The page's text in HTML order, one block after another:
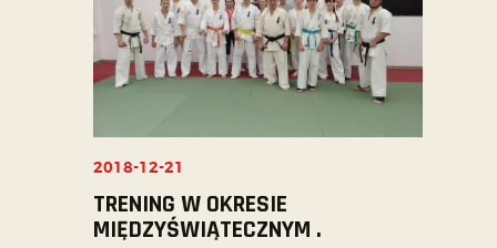
2018-12-21
TRENING W OKRESIE
MIĘDZYŚWIĄTECZNYM .